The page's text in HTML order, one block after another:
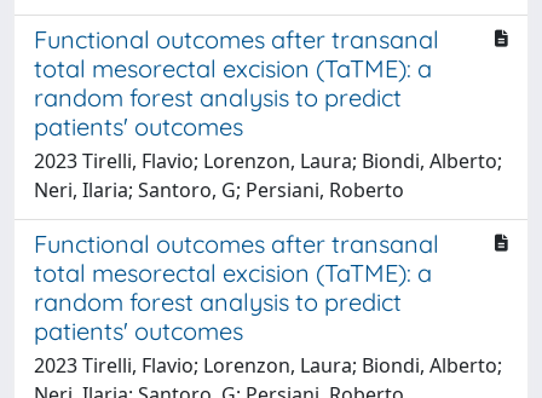
Functional outcomes after transanal
total mesorectal excision (TaTME): a
random forest analysis to predict
patients' outcomes
2023 Tirelli, Flavio; Lorenzon, Laura; Biondi, Alberto;
Neri, Ilaria; Santoro, G; Persiani, Roberto
Functional outcomes after transanal
total mesorectal excision (TaTME): a
random forest analysis to predict
patients' outcomes
2023 Tirelli, Flavio; Lorenzon, Laura; Biondi, Alberto;